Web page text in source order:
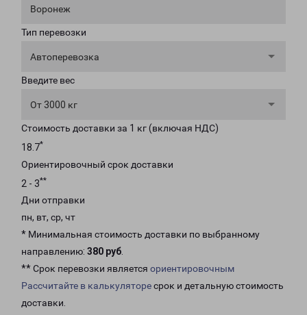
Воронеж
Тип перевозки
Автоперевозка
Введите вес
От 3000 кг
Стоимость доставки за 1 кг (включая НДС)
18.7*
Ориентировочный срок доставки
2 - 3**
Дни отправки
пн, вт, ср, чт
* Минимальная стоимость доставки по выбранному
направлению: 380 руб.
** Срок перевозки является ориентировочным
Рассчитайте в калькуляторесрок и детальную стоимость
доставки.